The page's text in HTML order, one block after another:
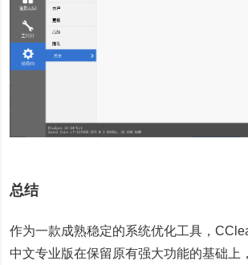
总结
作为一款成熟稳定的系统优化工具，
中文专业版在保留原有强大功能的基础上